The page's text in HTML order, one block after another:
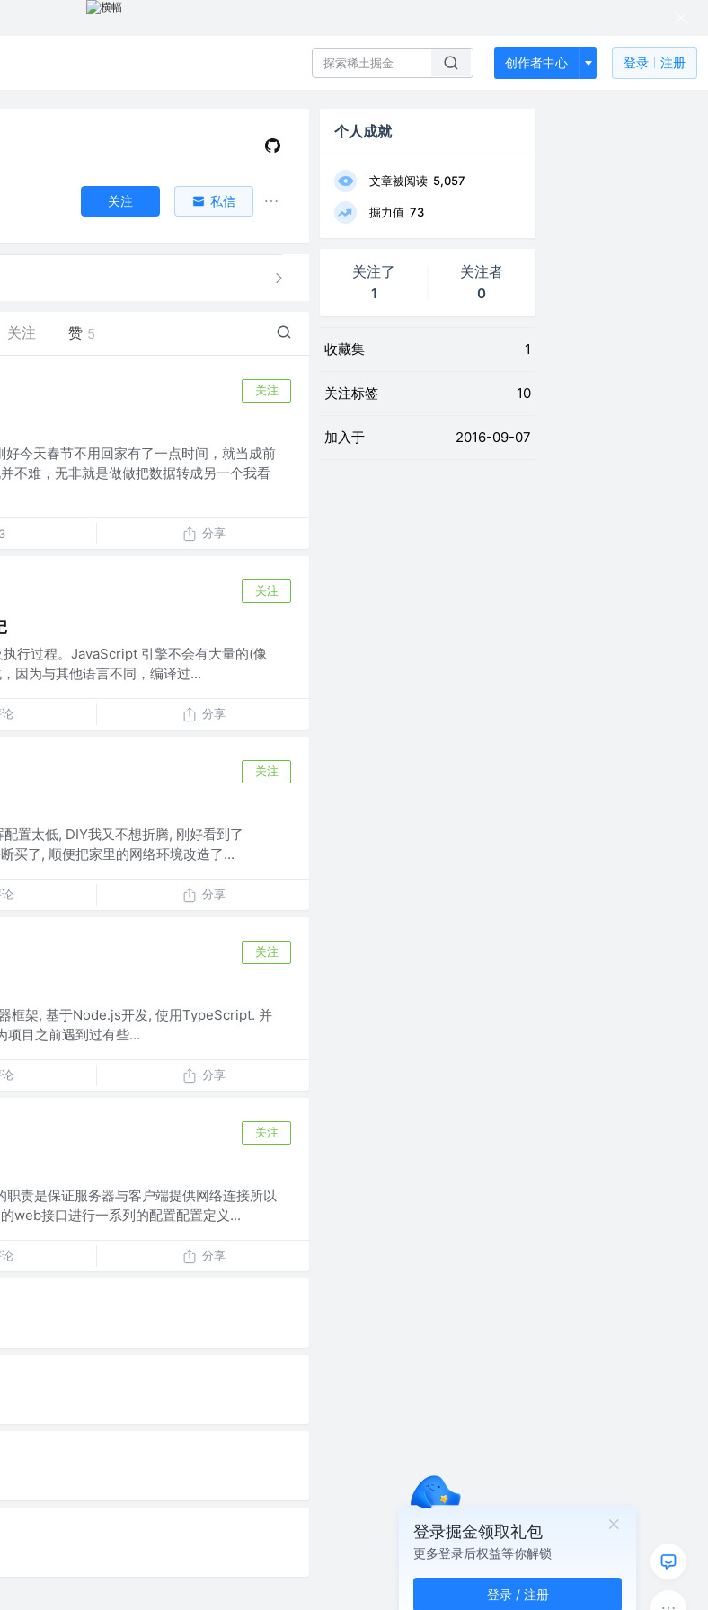
创作者中心 登录 注册
关注 私信
关注 赞 5
关注
今天春节不用回家有了一点时间，就当成前
不难，无非就是做做把数据转成另一个我看
3 分享
关注
行过程。JavaScript 引擎不会有大量的(像
因为与其他语言不同，编译过...
分享
关注
置太低, DIY我又不想折腾, 刚好看到了
买了, 顺便把家里的网络环境改造了...
分享
关注
框架, 基于Node.js开发, 使用TypeScript. 并
项目之前遇到过有些...
分享
关注
责是保证服务器与客户端提供网络连接所以
web接口进行一系列的配置配置定义...
分享
个人成就
文章被阅读 5,057
掘力值 73
关注了
1
关注者
0
收藏集 1
关注标签 10
加入于 2016-09-07
登录掘金领取礼包
更多登录后权益等你解锁
登录 / 注册